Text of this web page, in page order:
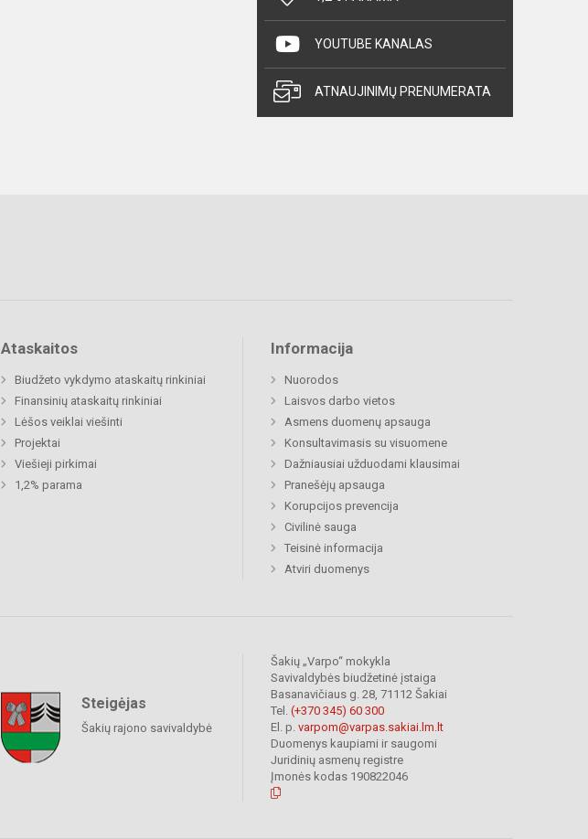
YOUTUBE KANALAS
ATNAUJINIMŲ PRENUMERATA
Ataskaitos
Biudžeto vykdymo ataskaitų rinkiniai
Finansinių ataskaitų rinkiniai
Lėšos veiklai viešinti
Projektai
Viešieji pirkimai
1,2% parama
Informacija
Nuorodos
Laisvos darbo vietos
Asmens duomenų apsauga
Konsultavimasis su visuomene
Dažniausiai užduodami klausimai
Pranešėjų apsauga
Korupcijos prevencija
Civilinė sauga
Teisinė informacija
Atviri duomenys
Steigėjas
Šakių rajono savivaldybė
Šakių „Varpo“ mokykla
Savivaldybės biudžetinė įstaiga
Basanavičiaus g. 28, 71112 Šakiai
Tel. (+370 345) 60 300
El. p. varpom@varpas.sakiai.lm.lt
Duomenys kaupiami ir saugomi
Juridinių asmenų registre
Įmonės kodas 190822046